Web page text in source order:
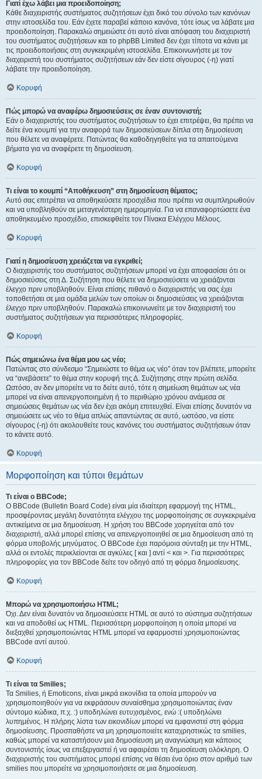
Γιατί έχω λάβει μια προειδοποίηση;
Κάθε διαχειριστής συστήματος συζητήσεων έχει δικό του σύνολο των κανόνων
στην ιστοσελίδα του. Εάν έχετε παραβεί κάποιο κανόνα, τότε ίσως να λάβατε μια
προειδοποίηση. Παρακαλώ σημειώστε ότι αυτό είναι απόφαση του διαχειριστή
του συστήματος συζητήσεων και το phpBB Limited δεν έχει τίποτα να κάνει με
τις προειδοποιήσεις στη συγκεκριμένη ιστοσελίδα. Επικοινωνήστε με τον
διαχειριστή του συστήματος συζητήσεων εάν δεν είστε σίγουρος (-η) γιατί
λάβατε την προειδοποίηση.
Κορυφή
Πώς μπορώ να αναφέρω δημοσιεύσεις σε έναν συντονιστή;
Εάν ο διαχειριστής του συστήματος συζητήσεων το έχει επιτρέψει, θα πρέπει να
δείτε ένα κουμπί για την αναφορά των δημοσιεύσεων δίπλα στη δημοσίευση
που θέλετε να αναφέρετε. Πατώντας θα καθοδηγηθείτε για τα απαιτούμενα
βήματα για να αναφέρετε τη δημοσίευση.
Κορυφή
Τι είναι το κουμπί “Αποθήκευση” στη δημοσίευση θέματος;
Αυτό σας επιτρέπει να αποθηκεύσετε προσχέδια που πρέπει να συμπληρωθούν
και να υποβληθούν σε μεταγενέστερη ημερομηνία. Για να επαναφορτώσετε ένα
αποθηκευμένο προσχέδιο, επισκεφθείτε τον Πίνακα Ελέγχου Μέλους.
Κορυφή
Γιατί η δημοσίευση χρειάζεται να εγκριθεί;
Ο διαχειριστής του συστήματος συζητήσεων μπορεί να έχει αποφασίσει ότι οι
δημοσιεύσεις στη Δ. Συζήτηση που θέλετε να δημοσιεύσετε να χρειάζονται
έλεγχο πριν υποβληθούν. Είναι επίσης πιθανό ο διαχειριστής να σας έχει
τοποθετήσει σε μια ομάδα μελών των οποίων οι δημοσιεύσεις να χρειάζονται
έλεγχο πριν υποβληθούν. Παρακαλώ επικοινωνείτε με τον διαχειριστή του
συστήματος συζητήσεων για περισσότερες πληροφορίες.
Κορυφή
Πώς σημειώνω ένα θέμα μου ως νέο;
Πατώντας στο σύνδεσμο “Σημειώστε το θέμα ως νέο” όταν τον βλέπετε, μπορείτε
να “ανεβάσετε” το θέμα στην κορυφή της Δ. Συζήτησης στην πρώτη σελίδα.
Ωστόσο, αν δεν μπορείτε να το δείτε αυτό, τότε η σημείωση θεμάτων ως νέα
μπορεί να είναι απενεργοποιημένη ή το περιθώριο χρόνου ανάμεσα σε
σημειώσεις θεμάτων ως νέα δεν έχει ακόμη επιτευχθεί. Είναι επίσης δυνατόν να
σημειώσετε ως νέο το θέμα απλώς απαντώντας σε αυτό, ωστόσο, να είστε
σίγουρος (-η) ότι ακολουθείτε τους κανόνες του συστήματος συζητήσεων όταν
το κάνετε αυτό.
Κορυφή
Μορφοποίηση και τύποι θεμάτων
Τι είναι ο BBCode;
Ο BBCode (Bulletin Board Code) είναι μία ιδιαίτερη εφαρμογή της HTML,
προσφέροντας μεγάλη δυνατότητα ελέγχου της μορφοποίησης σε συγκεκριμένα
αντικείμενα σε μια δημοσίευση. Η χρήση του BBCode χορηγείται από τον
διαχειριστή, αλλά μπορεί επίσης να απενεργοποιηθεί σε μια δημοσίευση από τη
φόρμα υποβολής μηνύματος. Ο BBCode έχει παρόμοια σύνταξη με την HTML,
αλλά οι εντολές περικλείονται σε αγκύλες [ και ] αντί < και >. Για περισσότερες
πληροφορίες για τον BBCode δείτε τον οδηγό από τη φόρμα δημοσίευσης.
Κορυφή
Μπορώ να χρησιμοποιήσω HTML;
Όχι. Δεν είναι δυνατόν να δημοσιεύσετε HTML σε αυτό το σύστημα συζητήσεων
και να αποδοθεί ως HTML. Περισσότερη μορφοποίηση η οποία μπορεί να
διεξαχθεί χρησιμοποιώντας HTML μπορεί να εφαρμοστεί χρησιμοποιώντας
BBCode αντί αυτού.
Κορυφή
Τι είναι τα Smilies;
Τα Smilies, ή Emoticons, είναι μικρά εικονίδια τα οποία μπορούν να
χρησιμοποιηθούν για να εκφράσουν συναίσθημα χρησιμοποιώντας έναν
σύντομο κώδικα, π.χ. :) υποδηλώνει ευτυχισμένος, ενώ :( υποδηλώνει
λυπημένος. Η πλήρης λίστα των εικονιδίων μπορεί να εμφανιστεί στη φόρμα
δημοσίευσης. Προσπαθήστε να μη χρησιμοποιείτε καταχρηστικώς τα smilies,
καθώς μπορεί να καταστήσουν μια δημοσίευση μη αναγνώσιμη και κάποιος
συντονιστής ίσως να επεξεργαστεί ή να αφαιρέσει τη δημοσίευση ολόκληρη. Ο
διαχειριστής του συστήματος μπορεί επίσης να θέσει ένα όριο στον αριθμό των
smilies που μπορείτε να χρησιμοποιήσετε σε μια δημοσίευση.